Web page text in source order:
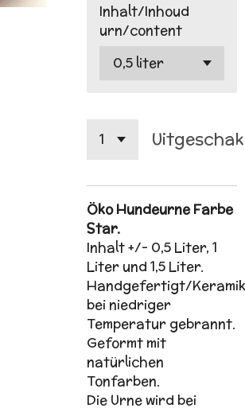
Inhalt/Inhoud
urn/content
Öko Hundeurne Farbe
Star.
Inhalt +/- 0,5 Liter, 1
Liter und 1,5 Liter.
Handgefertigt/Keramik
bei niedriger
Temperatur gebrannt.
Geformt mit
natürlichen
Tonfarben.
Die Urne wird bei